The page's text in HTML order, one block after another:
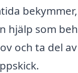
hjälp som
och ta del